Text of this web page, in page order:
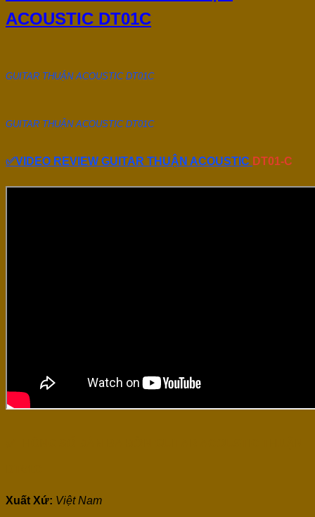
ACOUSTIC DT01C
GUITAR THUẬN ACOUSTIC DT01C
GUITAR THUẬN ACOUSTIC DT01C
✅VIDEO REVIEW GUITAR THUẬN ACOUSTIC DT01-C
Xuất Xứ: Việt Nam